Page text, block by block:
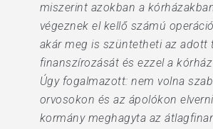
miszerint azokban a
végeznek el kellő számú
akár meg is szüntetheti az adott
finanszírozását és ezzel a
Úgy fogalmazott: nem volna
orvosokon és az ápolókon
kormány meghagyta az